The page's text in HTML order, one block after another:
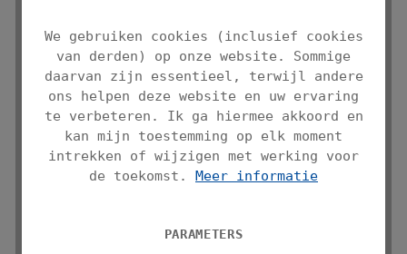
DRAINEERMAT MAXI GRIJS, 40 X 30 CM
Inhoud:0.12 Quadratmeter(€ 158,25 / 1
Quadratmeter)
Normale prijs:
€ 18,99*
We gebruiken cookies (inclusief cookies
van derden) op onze website. Sommige
daarvan zijn essentieel, terwijl andere
ons helpen deze website en uw ervaring
te verbeteren. Ik ga hiermee akkoord en
kan mijn toestemming op elk moment
intrekken of wijzigen met werking voor
de toekomst. Meer informatie
PARAMETERS